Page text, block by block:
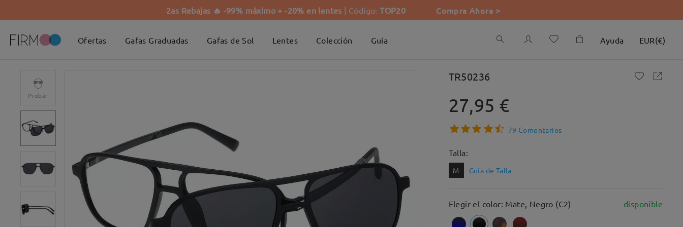
2as Rebajas 🔥 -99% máximo + -20% en lentes | Código:TOP20 Compra Ahora >
Ofertas Gafas Graduadas Gafas de Sol Lentes Colección Guía Ayuda EUR(€)
Probar
TR50236
27,95 €
79 Comentarios
Talla:
M Guía de Talla
Elegir el color: Mate, Negro (C2) disponible